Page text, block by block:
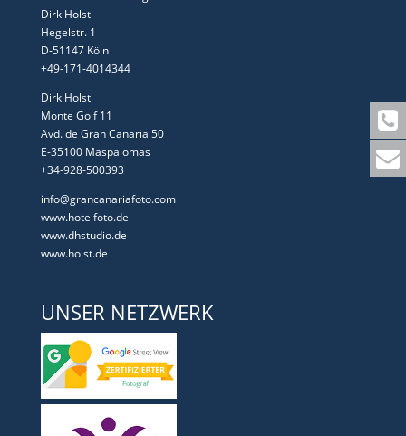
Dirk Holst
Hegelstr. 1
D-51147 Köln
+49-171-4014344
Dirk Holst
Monte Golf 11
Avd. de Gran Canaria 50
E-35100 Maspalomas
+34-928-500393
info@grancanariafoto.com
www.hotelfoto.de
www.dhstudio.de
www.holst.de
UNSER NETZWERK